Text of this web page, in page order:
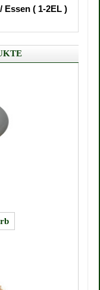
Essen ( 1-2EL )